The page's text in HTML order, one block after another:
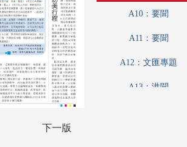
下一版
A10：要聞
A11：要聞
A12：文匯專題
A13：港聞